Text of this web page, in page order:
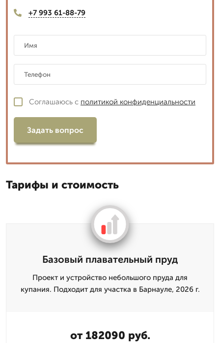
+7 993 61-88-79
Соглашаюсь с политикой конфиденциальности
Задать вопрос
Тарифы и стоимость
Базовый плавательный пруд
Проект и устройство небольшого пруда для
купания. Подходит для участка в Барнауле, 2026 г.
от 182090 руб.